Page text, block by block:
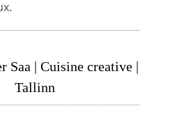
Saa | Cuisine creative |
Tallinn